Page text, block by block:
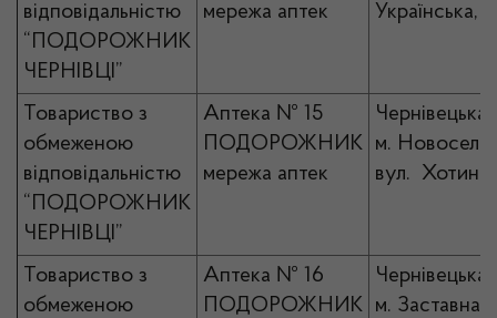
відповідальністю
“ПОДОРОЖНИК
ЧЕРНІВЦІ”
мережа аптек
Українська,
Товариство з
обмеженою
відповідальністю
“ПОДОРОЖНИК
ЧЕРНІВЦІ”
Аптека № 15
ПОДОРОЖНИК
мережа аптек
Чернівецька
м.
вул.
Товариство з
обмеженою
Аптека № 16
ПОДОРОЖНИК
Чернівецька
м. Заставна,